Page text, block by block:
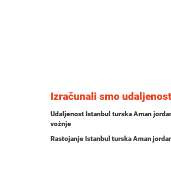
Izračunali smo
Udaljenost Istanbul turska Aman
vožnje
Rastojanje Istanbul turska Aman